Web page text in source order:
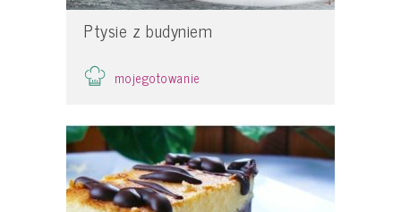
Ptysie z budyniem
mojegotowanie